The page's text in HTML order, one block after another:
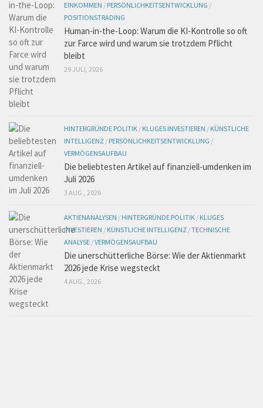
EINKOMMEN / PERSÖNLICHKEITSENTWICKLUNG /
POSITIONSTRADING
Human-in-the-Loop: Warum die KI-Kontrolle so oft
zur Farce wird und warum sie trotzdem Pflicht
bleibt
29 JULI, 2026
HINTERGRÜNDE POLITIK / KLUGES INVESTIEREN / KÜNSTLICHE
INTELLIGENZ / PERSÖNLICHKEITSENTWICKLUNG /
VERMÖGENSAUFBAU
Die beliebtesten Artikel auf finanziell-umdenken im
Juli 2026
3 AUG., 2026
AKTIENANALYSEN / HINTERGRÜNDE POLITIK / KLUGES
INVESTIEREN / KÜNSTLICHE INTELLIGENZ /TECHNISCHE
ANALYSE /VERMÖGENSAUFBAU
Die unerschütterliche Börse: Wie der Aktienmarkt
2026 jede Krise wegsteckt
4 AUG., 2026